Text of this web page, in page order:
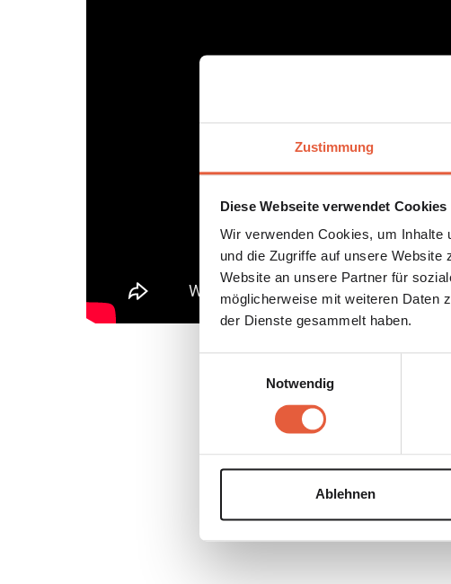
Zustimmung
Diese Webseite verwendet Cookies
Wir verwenden Cookies, um Inhalte
und die Zugriffe auf unsere
Website an unsere Partner für
möglicherweise mit weiteren Daten
der Dienste gesammelt haben.
Notwendig
Ablehnen
Den Podcast